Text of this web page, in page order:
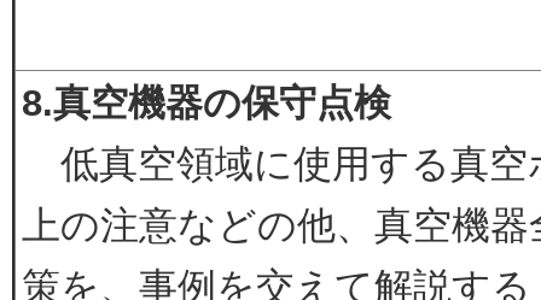
8.真空機器の保守点検
低真空領域に使用する真空
上の注意などの他、真空機
策を、事例を交えて解説する